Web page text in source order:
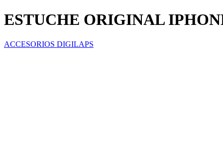
ESTUCHE ORIGINAL
ACCESORIOS DIGILAPS